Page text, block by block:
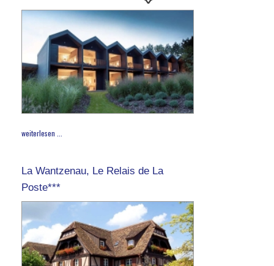
weiterlesen ...
La Wantzenau, Le Relais de La
Poste***